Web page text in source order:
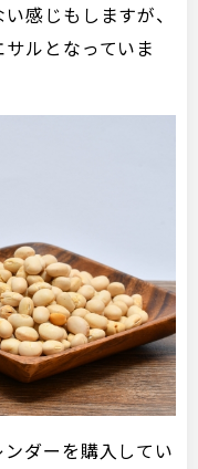
感じもしますが、
ルとなっていま
ダーを購入してい